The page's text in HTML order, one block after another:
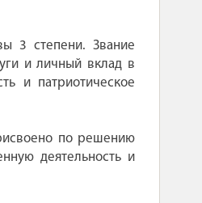
3 степени. Звание
и личный вклад в
и патриотическое
по решению
деятельность и